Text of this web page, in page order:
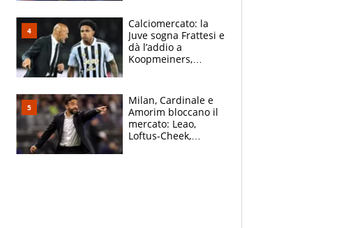
solo 1,4 milioni
all'anno
Calciomercato: la
Juve sogna Frattesi e
dà l’addio a
Koopmeiners,
scatenata
Milan, Cardinale e
Amorim bloccano il
mercato: Leao,
Loftus-Cheek,